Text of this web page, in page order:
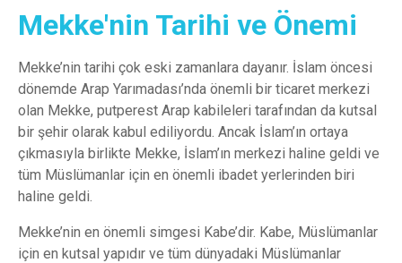
Mekke'nin Tarihi ve Önemi
Mekke’nin tarihi çok eski zamanlara dayanır. İslam öncesi
dönemde Arap Yarımadası’nda önemli bir ticaret merkezi
olan Mekke, putperest Arap kabileleri tarafından da kutsal
bir şehir olarak kabul ediliyordu. Ancak İslam’ın ortaya
çıkmasıyla birlikte Mekke, İslam’ın merkezi haline geldi ve
tüm Müslümanlar için en önemli ibadet yerlerinden biri
haline geldi.
Mekke’nin en önemli simgesi Kabe’dir. Kabe, Müslümanlar
için en kutsal yapıdır ve tüm dünyadaki Müslümanlar